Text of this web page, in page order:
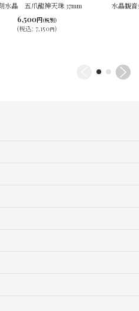
水晶 五爪龍神天珠 37mm
6,500円(税別)
(税込: 7,150円)
水晶観